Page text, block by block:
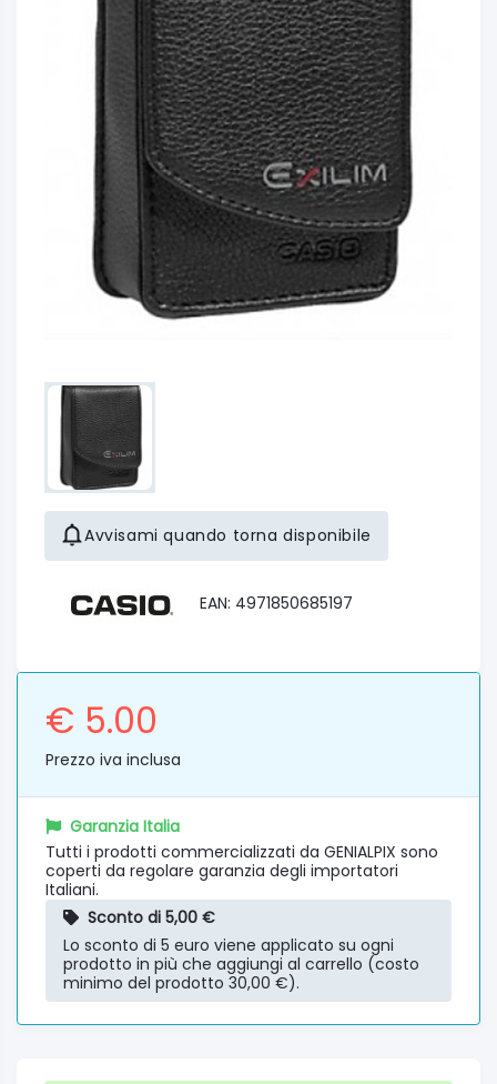
Avvisami quando torna disponibile
EAN: 4971850685197
€ 5.00
Prezzo iva inclusa
Garanzia Italia
Tutti i prodotti commercializzati da GENIALPIX sono
coperti da regolare garanzia degli importatori
Italiani.
Sconto di 5,00 €
Lo sconto di 5 euro viene applicato su ogni
prodotto in più che aggiungi al carrello (costo
minimo del prodotto 30,00 €).